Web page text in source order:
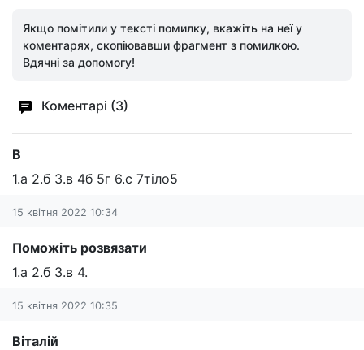
Якщо помітили у тексті помилку, вкажіть на неї у
коментарях, скопіювавши фрагмент з помилкою.
Вдячні за допомогу!
Коментарі (3)
В
1.а 2.б 3.в 4б 5г 6.с 7тіло5
15 квітня 2022 10:34
Поможіть розвязати
1.а 2.б 3.в 4.
15 квітня 2022 10:35
Віталій